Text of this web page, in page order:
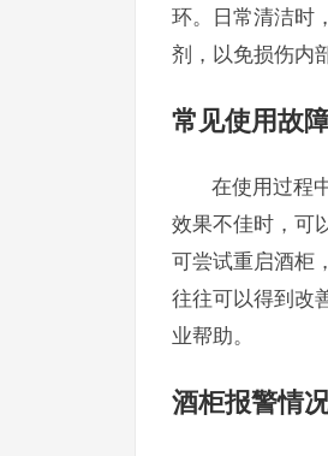
环。日常清洁时
剂，以免损伤内
常见使用故
在使用过程
效果不佳时，可
可尝试重启酒柜
往往可以得到改
业帮助。
酒柜报警情